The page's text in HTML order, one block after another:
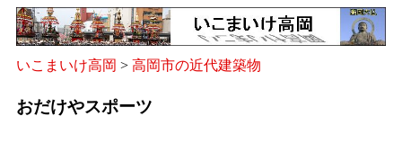
いこまいけ高岡 > 高岡市の近代建築物
おだけやスポーツ